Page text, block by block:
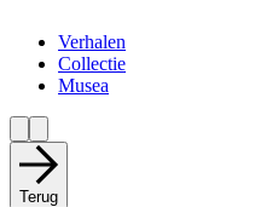
Verhalen
Collectie
Musea
Terug